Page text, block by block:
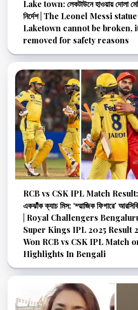
Lake town: লেকটাউনে হাওয়ায় দোলা
নির্দেশ | The Leonel Messi
Laketown cannot be broken,
removed for safety reasons
RCB vs CSK IPL Match Result:
একঝাঁক ক্যাচ মিস; ‘ম্য়াজিক ফিগারে’
| Royal Challengers
Super Kings IPL 2025 Result
Won RCB vs CSK IPL Match
Highlights In Bengali